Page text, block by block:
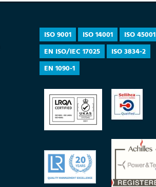
ISO 9001 ISO 14001
ISO 45001
EN ISO/IEC 17025
ISO 3834-2
EN 1090-1